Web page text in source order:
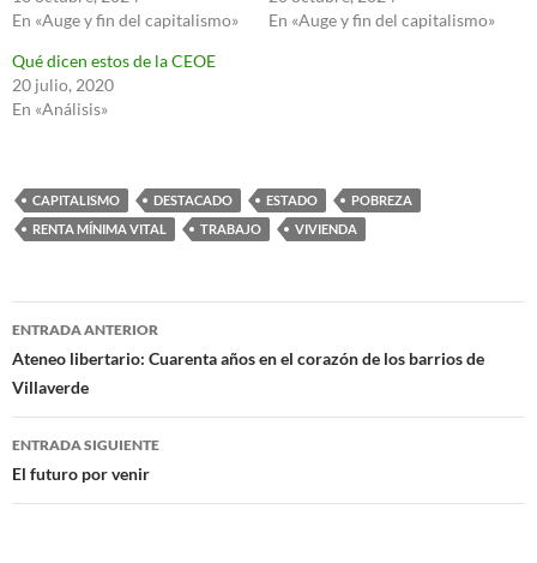
En «Auge y fin del capitalismo»
En «Auge y fin del capitalismo»
Qué dicen estos de la CEOE
20 julio, 2020
En «Análisis»
CAPITALISMO DESTACADO ESTADO
POBREZA
RENTA MÍNIMA VITAL
TRABAJO VIVIENDA
Navegación
de
entradas
ENTRADA ANTERIOR
Ateneo libertario: Cuarenta años en el corazón de los barrios de
Villaverde
ENTRADA SIGUIENTE
El futuro por venir